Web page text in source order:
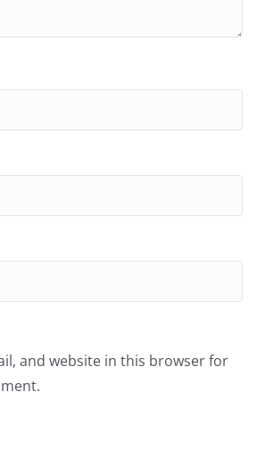
and website in this browser for